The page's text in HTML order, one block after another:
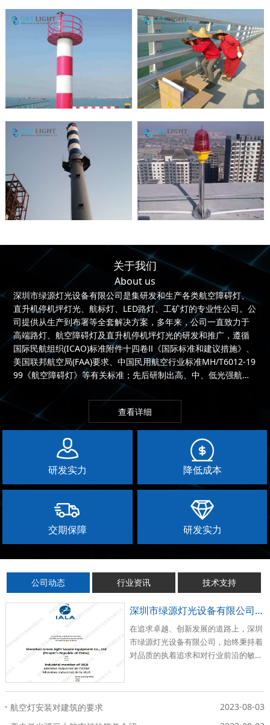
关于我们
About us
深圳市绿源灯光设备有限公司是集研发和生产各类航空障碍灯、
直升机停机坪灯光、航标灯、LED路灯、工矿灯的专业性公司。公
司提供从生产到布署等全套解决方案，多年来，公司一直致力于
高端路灯、航空障碍灯及直升机停机坪灯光的研发和推广，遵循
国际民航组织(ICAO)标准附件十四卷Ⅱ《国际标准和建议措施》、
美国联邦航空局(FAA)要求、中国民用航空行业标准MH/T6012-19
99《航空障碍灯》等有关标准；先后研制出高、中、低光强航空
查看详细
研发实力 降低成本
交期保障 研发实力
公司动态 行业资讯 技术支持
深圳市绿源灯光设备有限公司荣耀加入国际航标协会（IALA）
在追求卓越、创新发展的道路上，深圳
市绿源灯光设备有限公司，始终秉持着
对品质的执着追求和对行业前沿的敏锐
2023-08-03
航空灯安装对建筑的要求